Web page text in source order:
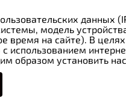
данных
модель
время на сайте). В
использованием
установить